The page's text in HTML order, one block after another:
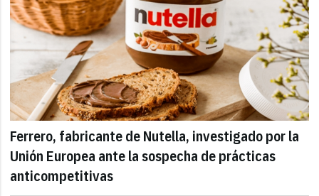
Ferrero, fabricante de Nutella, investigado por la
Unión Europea ante la sospecha de prácticas
anticompetitivas